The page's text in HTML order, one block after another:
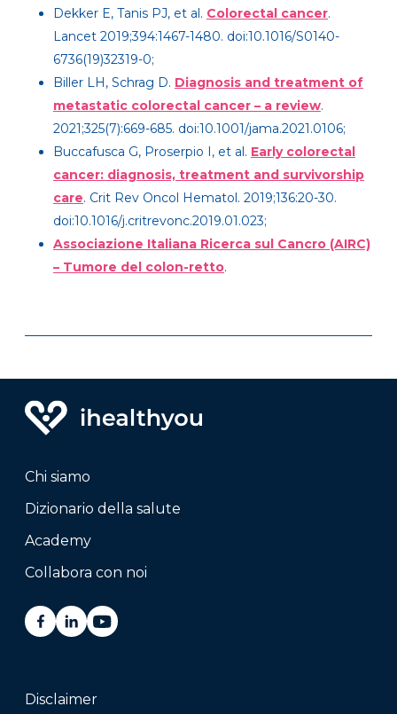
Dekker E, Tanis PJ, et al. Colorectal cancer.
Lancet 2019;394:1467-1480. doi:10.1016/S0140-
6736(19)32319-0;
Biller LH, Schrag D. Diagnosis and treatment of
metastatic colorectal cancer – a review.
2021;325(7):669-685. doi:10.1001/jama.2021.0106;
Buccafusca G, Proserpio I, et al. Early colorectal
cancer: diagnosis, treatment and survivorship
care. Crit Rev Oncol Hematol. 2019;136:20-30.
doi:10.1016/j.critrevonc.2019.01.023;
Associazione Italiana Ricerca sul Cancro (AIRC)
– Tumore del colon-retto.
Chi siamo
Dizionario della salute
Academy
Collabora con noi
Disclaimer